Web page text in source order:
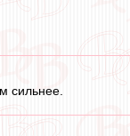
сильнее.